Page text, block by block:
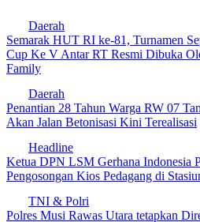
Daerah
Semarak HUT RI ke-81, Turnamen
Cup Ke V Antar RT Resmi Dibuka
Family
Daerah
Penantian 28 Tahun Warga RW 07
Akan Jalan Betonisasi Kini Terealisasi
Headline
Ketua DPN LSM Gerhana Indonesia
Pengosongan Kios Pedagang di
TNI & Polri
Polres Musi Rawas Utara tetapkan